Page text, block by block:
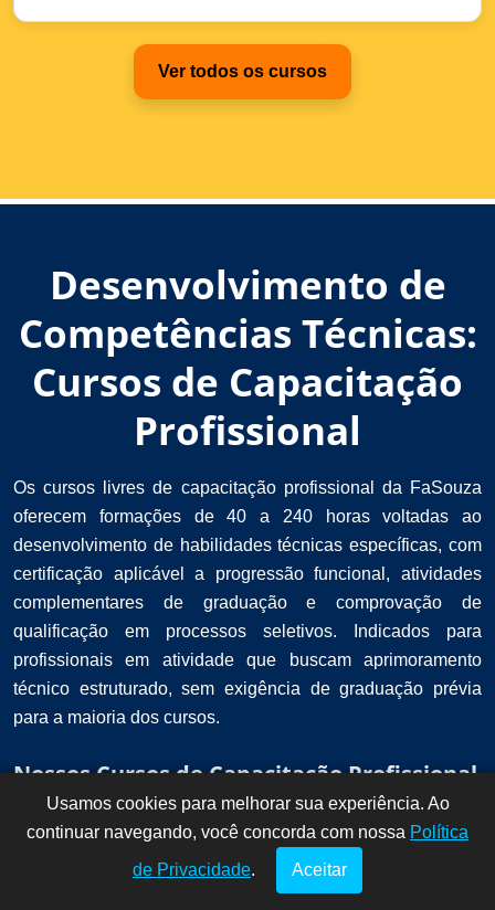
Ver todos os cursos
Desenvolvimento de
Competências Técnicas:
Cursos de Capacitação
Profissional
Os cursos livres de capacitação profissional da FaSouza
oferecem formações de 40 a 240 horas voltadas ao
desenvolvimento de habilidades técnicas específicas, com
certificação aplicável a progressão funcional, atividades
complementares de graduação e comprovação de
qualificação em processos seletivos. Indicados para
profissionais em atividade que buscam aprimoramento
técnico estruturado, sem exigência de graduação prévia
para a maioria dos cursos.
Nossos Cursos de Capacitação Profissional
!
Dúvidas? Fale
conosco por
aqui!
Usamos cookies para melhorar sua experiência. Ao
continuar navegando, você concorda com nossa Política
de Privacidade. Aceitar